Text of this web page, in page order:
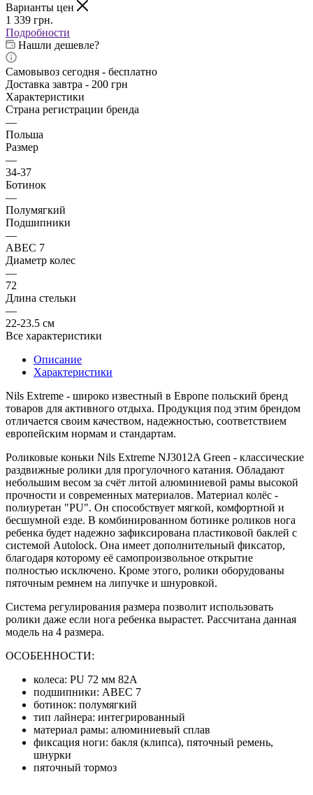
Варианты цен
1 339 грн.
Подробности
Нашли дешевле?
Самовывоз сегодня - бесплатно
Доставка завтра - 200 грн
Характеристики
Страна регистрации бренда
—
Польша
Размер
—
34-37
Ботинок
—
Полумягкий
Подшипники
—
ABEC 7
Диаметр колес
—
72
Длина стельки
—
22-23.5 см
Все характеристики
Описание
Характеристики
Nils Extreme - широко известный в Европе польский бренд
товаров для активного отдыха. Продукция под этим брендом
отличается своим качеством, надежностью, соответствием
европейским нормам и стандартам.
Роликовые коньки Nils Extreme NJ3012A Green - классические
раздвижные ролики для прогулочного катания. Обладают
небольшим весом за счёт литой алюминиевой рамы высокой
прочности и современных материалов. Материал колёс -
полиуретан "PU". Он способствует мягкой, комфортной и
бесшумной езде. В комбинированном ботинке роликов нога
ребенка будет надежно зафиксирована пластиковой баклей с
системой Autolock. Она имеет дополнительный фиксатор,
благодаря которому её самопроизвольное открытие
полностью исключено. Кроме этого, ролики оборудованы
пяточным ремнем на липучке и шнуровкой.
Система регулирования размера позволит использовать
ролики даже если нога ребенка вырастет. Рассчитана данная
модель на 4 размера.
ОСОБЕННОСТИ:
колеса: PU 72 мм 82A
подшипники: ABEC 7
ботинок: полумягкий
тип лайнера: интегрированный
материал рамы: алюминиевый сплав
фиксация ноги: бакля (клипса), пяточный ремень,
шнурки
пяточный тормоз